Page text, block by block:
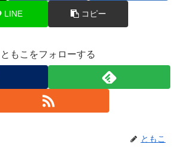
LINE コピー
ともこをフォローする
ともこ